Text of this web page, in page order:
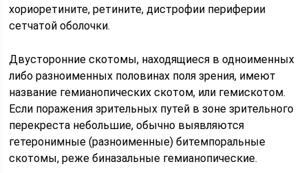
хориоретините, ретините, дистрофии периферии
сетчатой оболочки.
Двусторонние скотомы, находящиеся в одноименных
либо разноименных половинах поля зрения, имеют
название гемианопических скотом, или гемискотом.
Если поражения зрительных путей в зоне зрительного
перекреста небольшие, обычно выявляются
гетеронимные (разноименные) битемпоральные
скотомы, реже биназальные гемианопические.